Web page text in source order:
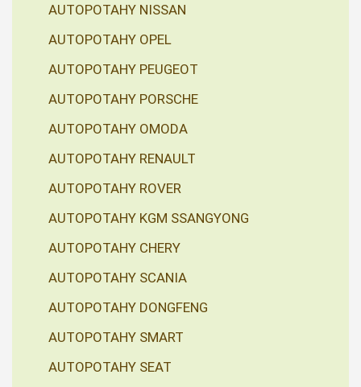
AUTOPOTAHY NISSAN
AUTOPOTAHY OPEL
AUTOPOTAHY PEUGEOT
AUTOPOTAHY PORSCHE
AUTOPOTAHY OMODA
AUTOPOTAHY RENAULT
AUTOPOTAHY ROVER
AUTOPOTAHY KGM SSANGYONG
AUTOPOTAHY CHERY
AUTOPOTAHY SCANIA
AUTOPOTAHY DONGFENG
AUTOPOTAHY SMART
AUTOPOTAHY SEAT